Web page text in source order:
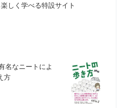
しく学べる特設サイト
名なニートによ
方